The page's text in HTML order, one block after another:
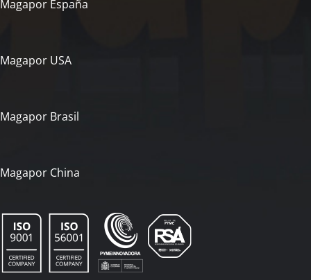
Magapor España
Magapor USA
Magapor Brasil
Magapor China